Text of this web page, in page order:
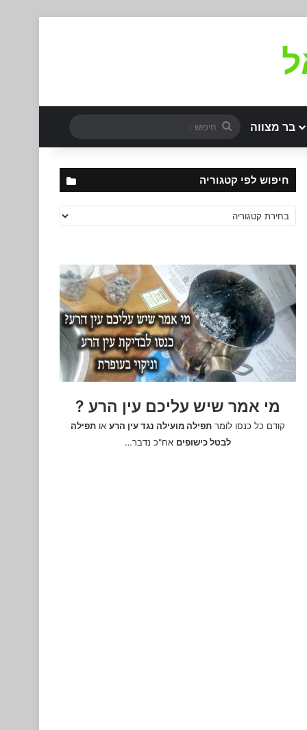
בר מצווה
חיפוש
:
חיפוש לפי קטגוריה
חיפוש
לפי
מי אמר שיש עליכם עין הרע ?
קודם כל כנסו לומרתפילה מועילה נגד עין הרע אותפילה
לבטל כישופים אח"כ נדבר…